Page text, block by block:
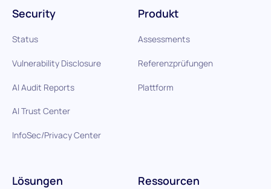
Produkt
Assessments
Referenzprüfungen
Plattform
Lösungen Ressourcen
Security
Status
Vulnerability Disclosure
AI Audit Reports
AI Trust Center
InfoSec/Privacy Center